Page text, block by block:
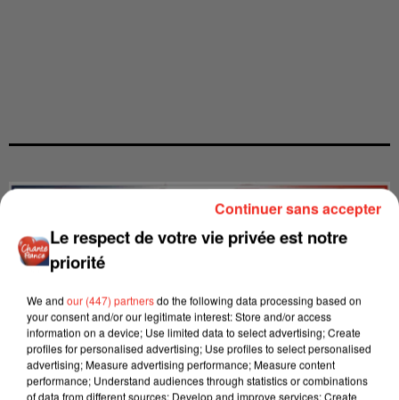
Le respect de votre vie privée est notre
priorité
We and our (447) partnersdo the following data processing based on
your consent and/or our legitimate interest: Store and/or access
information on a device; Use limited data to select advertising; Create
profiles for personalised advertising; Use profiles to select personalised
advertising; Measure advertising performance; Measure content
performance; Understand audiences through statistics or combinations
of data from different sources; Develop and improve services; Create
Continuer sans accepter